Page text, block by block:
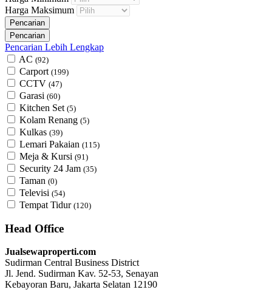
Harga Maksimum
Pencarian Lebih Lengkap
AC (92)
Carport (199)
CCTV (47)
Garasi (60)
Kitchen Set (5)
Kolam Renang (5)
Kulkas (39)
Lemari Pakaian (115)
Meja & Kursi (91)
Security 24 Jam (35)
Taman (0)
Televisi (54)
Tempat Tidur (120)
Head Office
Jualsewaproperti.com
Sudirman Central Business District
Jl. Jend. Sudirman Kav. 52-53, Senayan
Kebayoran Baru, Jakarta Selatan 12190